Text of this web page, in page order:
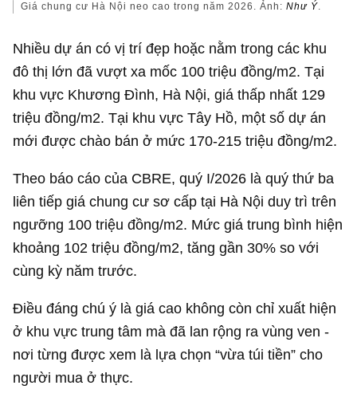
Giá chung cư Hà Nội neo cao trong năm 2026. Ảnh:Như Ý.
Nhiều dự án có vị trí đẹp hoặc nằm trong các khu
đô thị lớn đã vượt xa mốc 100 triệu đồng/m2. Tại
khu vực Khương Đình, Hà Nội, giá thấp nhất 129
triệu đồng/m2. Tại khu vực Tây Hồ, một số dự án
mới được chào bán ở mức 170-215 triệu đồng/m2.
Theo báo cáo của CBRE, quý I/2026 là quý thứ ba
liên tiếp giá chung cư sơ cấp tại Hà Nội duy trì trên
ngưỡng 100 triệu đồng/m2. Mức giá trung bình hiện
khoảng 102 triệu đồng/m2, tăng gần 30% so với
cùng kỳ năm trước.
Điều đáng chú ý là giá cao không còn chỉ xuất hiện
ở khu vực trung tâm mà đã lan rộng ra vùng ven -
nơi từng được xem là lựa chọn “vừa túi tiền” cho
người mua ở thực.